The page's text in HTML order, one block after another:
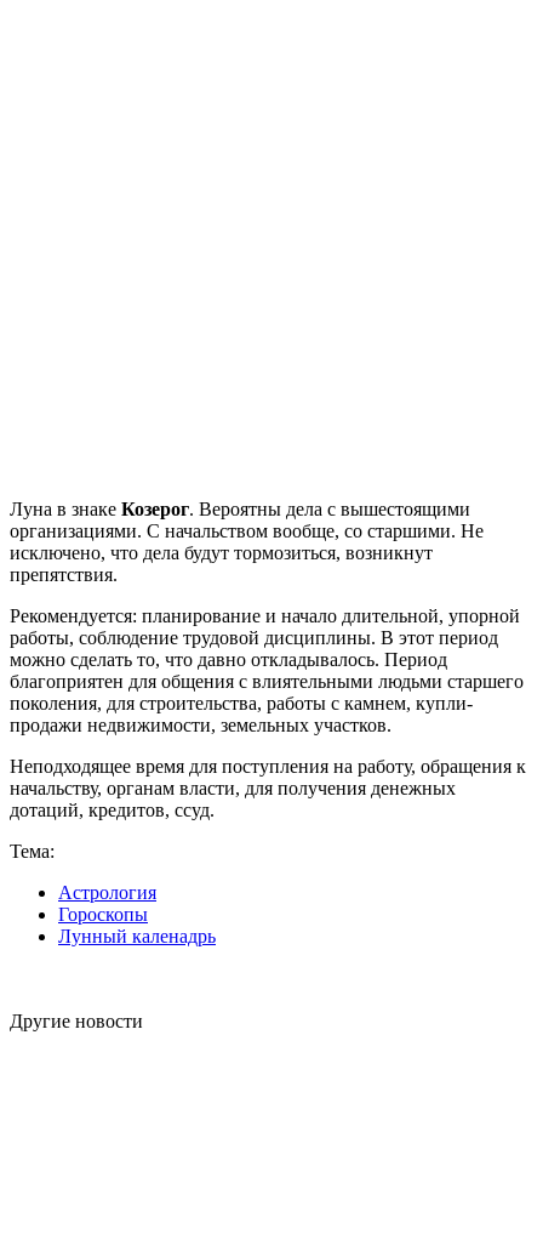
Луна в знаке Козерог. Вероятны дела с вышестоящими
организациями. С начальством вообще, со старшими. Не
исключено, что дела будут тормозиться, возникнут
препятствия.
Рекомендуется: планирование и начало длительной, упорной
работы, соблюдение трудовой дисциплины. В этот период
можно сделать то, что давно откладывалось. Период
благоприятен для общения с влиятельными людьми старшего
поколения, для строительства, работы с камнем, купли-
продажи недвижимости, земельных участков.
Неподходящее время для поступления на работу, обращения к
начальству, органам власти, для получения денежных
дотаций, кредитов, ссуд.
Тема:
Астрология
Гороскопы
Лунный каленадрь
Другие новости